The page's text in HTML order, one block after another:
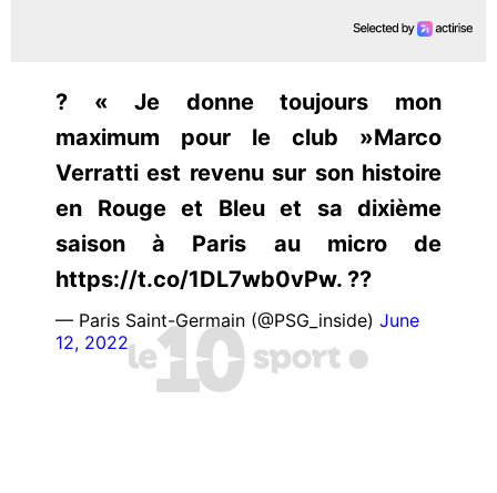
?️ « Je donne toujours mon
maximum pour le club »Marco
Verratti est revenu sur son histoire
en Rouge et Bleu et sa dixième
saison à Paris au micro de
https://t.co/1DL7wb0vPw. ??
— Paris Saint-Germain (@PSG_inside) June
12, 2022